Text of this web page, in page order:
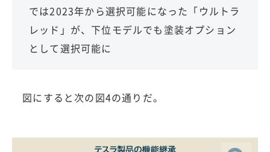
では2023年から選択可能になった「ウルトラ
レッド」が、下位モデルでも塗装オプション
として選択可能に
図にすると次の図4の通りだ。